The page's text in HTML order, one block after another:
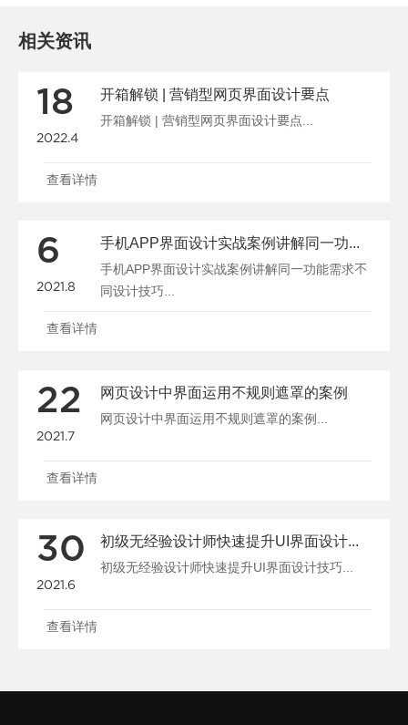
相关资讯
18
2022.4
开箱解锁 | 营销型网页界面设计要点
开箱解锁 | 营销型网页界面设计要点...
查看详情
6
2021.8
手机APP界面设计实战案例讲解同一功能需求不同设计技巧
手机APP界面设计实战案例讲解同一功能需求不
同设计技巧...
查看详情
22
2021.7
网页设计中界面运用不规则遮罩的案例
网页设计中界面运用不规则遮罩的案例...
查看详情
30
2021.6
初级无经验设计师快速提升UI界面设计技巧...
查看详情